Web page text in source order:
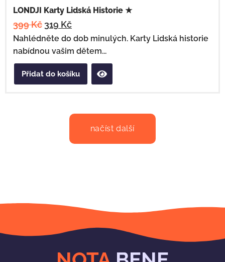
LONDJI Karty Lidská Historie ★
399Kč 319 Kč
Nahlédněte do dob minulých. Karty Lidská historie
nabídnou vašim dětem...
Přidat do košíku
načíst další